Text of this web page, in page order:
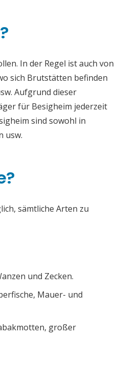
In der Regel ist auch von
sich Brutstätten befinden
Aufgrund dieser
für Besigheim jederzeit
sind sowohl in
usw.
sämtliche Arten zu
und Zecken.
Mauer- und
großer